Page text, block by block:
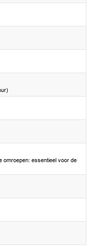
omroepen: essentieel voor de